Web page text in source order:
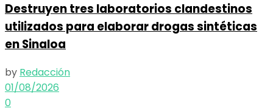
Destruyen tres laboratorios clandestinos
utilizados para elaborar drogas sintéticas
en Sinaloa
by Redacción
01/08/2026
0